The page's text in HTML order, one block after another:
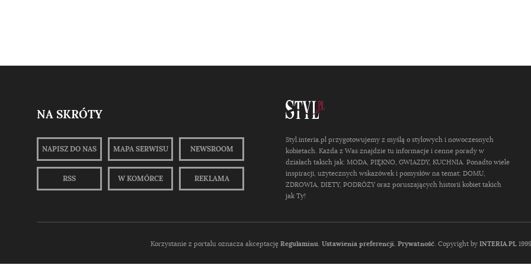
NA SKRÓTY
NAPISZ DO NAS MAPA SERWISU NEWSROOM
RSS W KOMÓRCE REKLAMA
Styl.interia.pl przygotowujemy z myślą o stylowych i nowoczesnych
kobietach. Każda z Was znajdzie tu informacje i cenne porady w
działach takich jak: MODA, PIĘKNO, GWIAZDY, KUCHNIA. Ponadto wiele
inspiracji, użytecznych wskazówek i pomysłów na temat: DOMU,
ZDROWIA, DIETY, PODRÓŻY oraz poruszających historii kobiet takich
jak Ty!
Korzystanie z portalu oznacza akceptację Regulaminu. Ustawienia preferencji. Prywatność. Copyright by INTERIA.PL